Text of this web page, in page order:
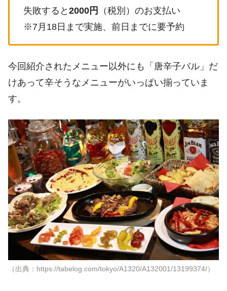
失敗すると 2000円
（税別）のお支払い
※7月18日まで実施、前日までに要予約
今回紹介されたメニュー以外にも「唐辛子バル」だ
けあって辛そうなメニューがいっぱい揃っていま
す。
（出典：https://tabelog.com/tokyo/A1320/A132001/13199374/）